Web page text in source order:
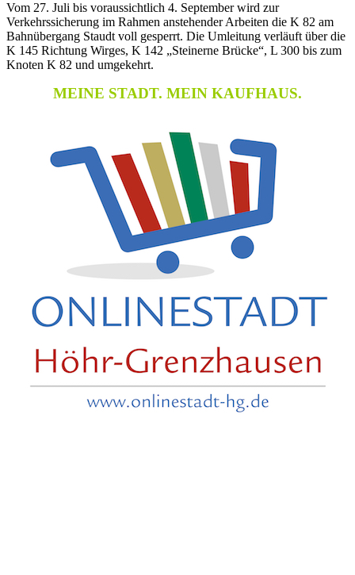
Vom 27. Juli bis voraussichtlich 4. September wird zur
Verkehrssicherung im Rahmen anstehender Arbeiten die K 82 am
Bahnübergang Staudt voll gesperrt. Die Umleitung verläuft über die
K 145 Richtung Wirges, K 142 „Steinerne Brücke“, L 300 bis zum
Knoten K 82 und umgekehrt.
MEINE STADT. MEIN KAUFHAUS.